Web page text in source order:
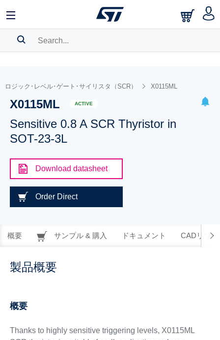
BOOKMARK
Pleaselog in to show your saved searches.
ロジック･レベル･ゲート･サイリスタ（SCR） X0115ML
X0115ML ACTIVE
Sensitive 0.8 A SCR Thyristor in
SOT-23-3L
Download datasheet
Order Direct
概要 サンプル & 購入 ドキュメント CADリソー
製品概要
概要
Thanks to highly sensitive triggering levels, X0115ML